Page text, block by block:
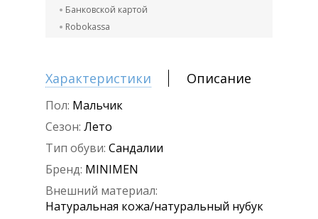
Банковской картой
Robokassa
Характеристики Описание
Пол: Мальчик
Сезон: Лето
Тип обуви: Сандалии
Бренд: MINIMEN
Внешний материал:
Натуральная кожа/натуральный нубук